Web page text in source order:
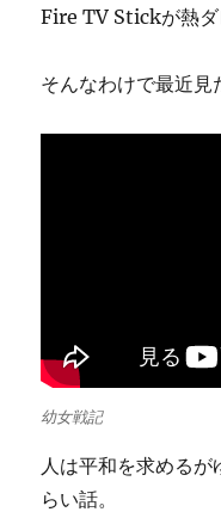
Fire TV Stickが熱
そんなわけで最近見
幼女戦記
人は平和を求める
らい話。